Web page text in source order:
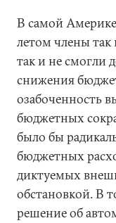
В самой
летом члены так
так и не смогли
снижения
озабоченность
бюджетных
было бы
бюджетных
диктуемых
обстановкой. В
решение об